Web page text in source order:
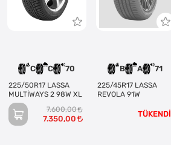
C C 70
225/50R17 LASSA
MULTİWAYS 2 98W XL
7.600,00
7.350,00
B A 71
225/45R17 LASSA
REVOLA 91W
TÜKENDİ